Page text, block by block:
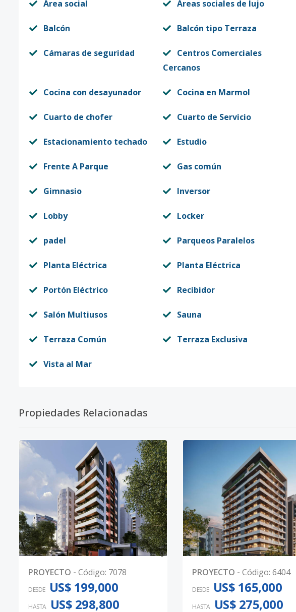
Área social Áreas sociales de lujo
Balcón Balcón tipo Terraza
Cámaras de seguridad
Centros Comerciales
Cercanos
Cocina con desayunador Cocina en Marmol
Cuarto de chofer Cuarto de Servicio
Estacionamiento techado Estudio
Frente A Parque Gas común
Gimnasio Inversor
Lobby Locker
padel Parqueos Paralelos
Planta Eléctrica Planta Eléctrica
Portón Eléctrico Recibidor
Salón Multiusos Sauna
Terraza Común Terraza Exclusiva
Vista al Mar
Propiedades Relacionadas
0
PROYECTO - Código: 7078
DESDE US$ 199,000
HASTA US$ 298,800
PROYECTO - Código: 6404
DESDE US$ 165,000
HASTA US$ 275,000